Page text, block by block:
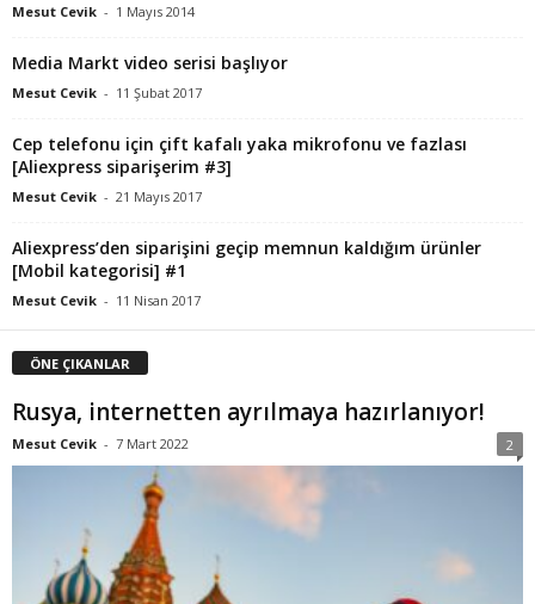
Mesut Cevik - 1 Mayıs 2014
Media Markt video serisi başlıyor
Mesut Cevik - 11 Şubat 2017
Cep telefonu için çift kafalı yaka mikrofonu ve fazlası
[Aliexpress siparişerim #3]
Mesut Cevik - 21 Mayıs 2017
Aliexpress’den siparişini geçip memnun kaldığım ürünler
[Mobil kategorisi] #1
Mesut Cevik - 11 Nisan 2017
ÖNE ÇIKANLAR
Rusya, internetten ayrılmaya hazırlanıyor!
Mesut Cevik - 7 Mart 2022 2